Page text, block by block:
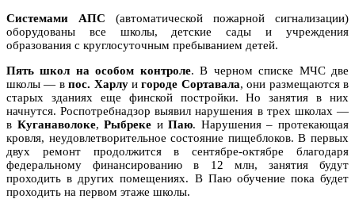
Системами АПС (автоматической пожарной сигнализации)
оборудованы все школы, детские сады и учреждения
образования с круглосуточным пребыванием детей.
Пять школ на особом контроле. В черном списке МЧС две
школы — впос. Харлуигороде Сортавала, они размещаются в
старых зданиях еще финской постройки. Но занятия в них
начнутся. Роспотребнадзор выявил нарушения в трех школах —
в Куганаволоке,Рыбреке иПаю. Нарушения – протекающая
кровля, неудовлетворительное состояние пищеблоков. В первых
двух ремонт продолжится в сентябре-октябре благодаря
федеральному финансированию в 12 млн, занятия будут
проходить в других помещениях. В Паю обучение пока будет
проходить на первом этаже школы.